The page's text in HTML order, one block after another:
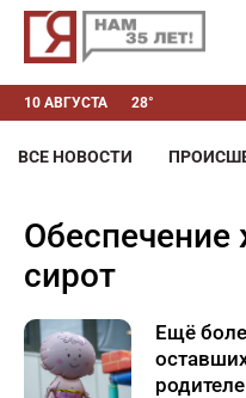
10 АВГУСТА 28°
ВСЕ НОВОСТИ
обеспечение жильем детей-
сирот
Ещё